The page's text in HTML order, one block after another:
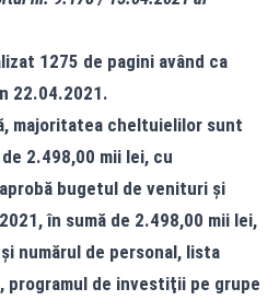
1275 de pagini având ca
22.04.2021.
cheltuielilor sunt
2.498,00 mii lei, cu
bugetul de venituri şi
în sumă de 2.498,00 mii lei,
numărul de personal, lista
de investiţii pe grupe